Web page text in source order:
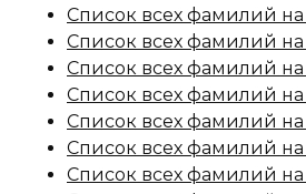
Список всех фамилий на
Список всех фамилий на
Список всех фамилий на
Список всех фамилий
Список всех фамилий на
Список всех фамилий на
Список всех фамилий на